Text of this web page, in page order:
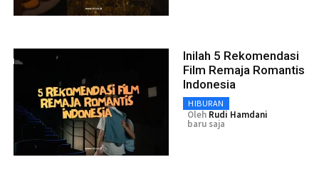
Inilah 5 Rekomendasi
Film Remaja Romantis
Indonesia
HIBURAN
Oleh Rudi Hamdani
baru saja